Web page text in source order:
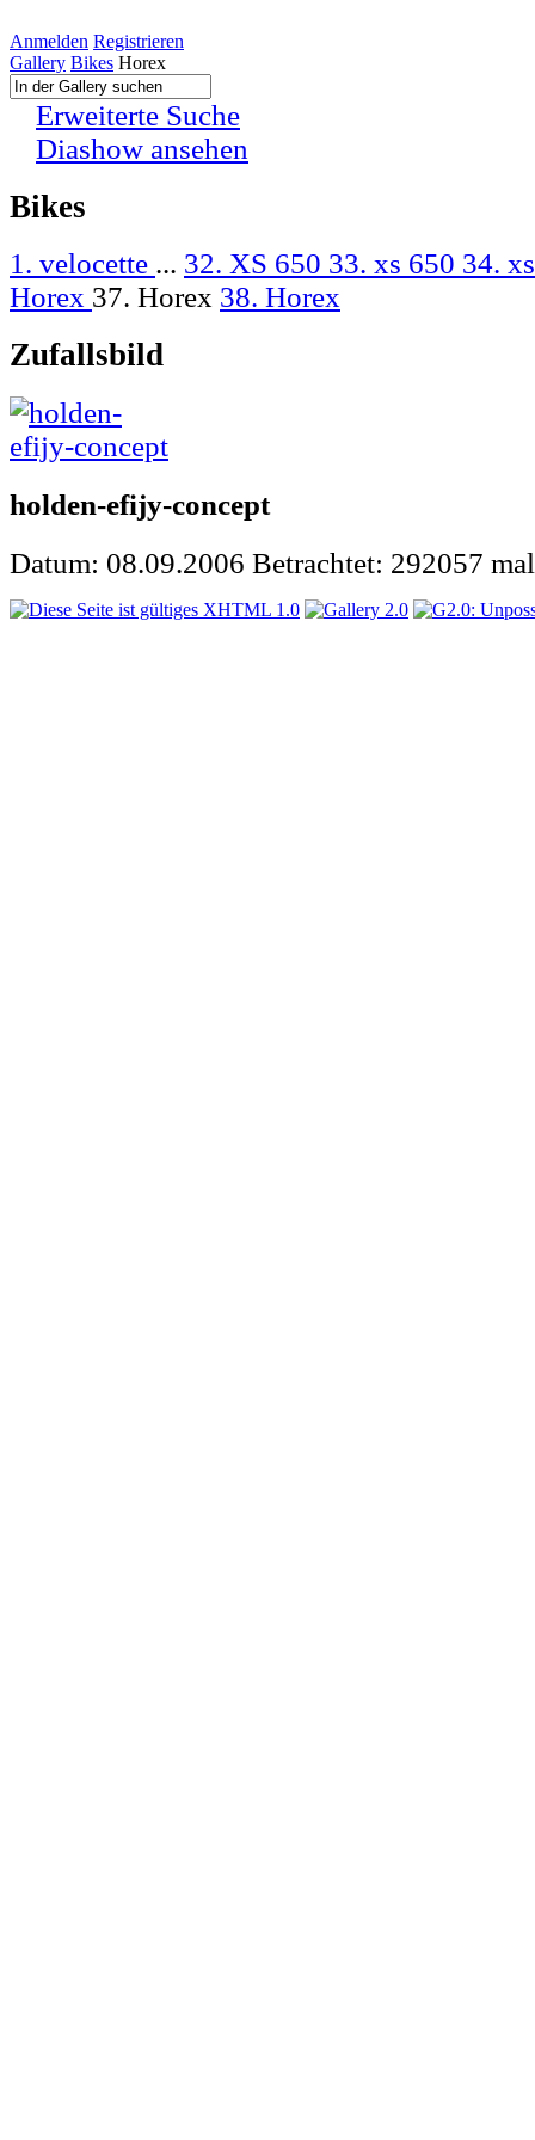
Anmelden Registrieren
Gallery Bikes Horex
Erweiterte Suche
Diashow ansehen
Bikes
1. velocette ... 32. XS 650 33. xs 650 34.
Horex 37. Horex 38. Horex
Zufallsbild
holden-efijy-concept
Datum: 08.09.2006 Betrachtet: 292057 mal